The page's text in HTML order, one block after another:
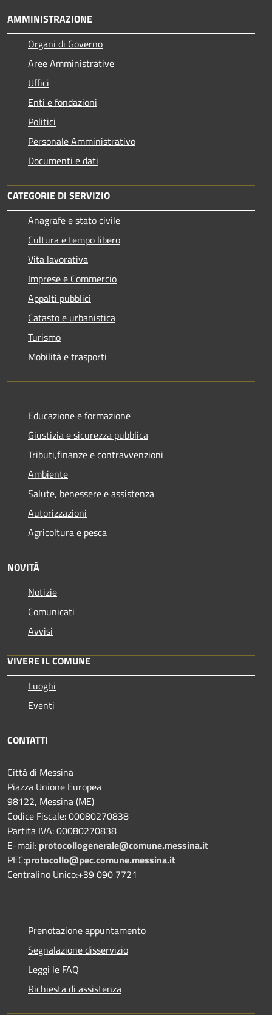
AMMINISTRAZIONE
Organi di Governo
Aree Amministrative
Uffici
Enti e fondazioni
Politici
Personale Amministrativo
Documenti e dati
CATEGORIE DI SERVIZIO
Anagrafe e stato civile
Cultura e tempo libero
Vita lavorativa
Imprese e Commercio
Appalti pubblici
Catasto e urbanistica
Turismo
Mobilità e trasporti
Educazione e formazione
Giustizia e sicurezza pubblica
Tributi,finanze e contravvenzioni
Ambiente
Salute, benessere e assistenza
Autorizzazioni
Agricoltura e pesca
NOVITÀ
Notizie
Comunicati
Avvisi
VIVERE IL COMUNE
Luoghi
Eventi
CONTATTI
Città di Messina
Piazza Unione Europea
98122, Messina (ME)
Codice Fiscale: 00080270838
Partita IVA: 00080270838
E-mail: protocollogenerale@comune.messina.it
PEC:protocollo@pec.comune.messina.it
Centralino Unico:+39 090 7721
Prenotazione appuntamento
Segnalazione disservizio
Leggi le FAQ
Richiesta di assistenza